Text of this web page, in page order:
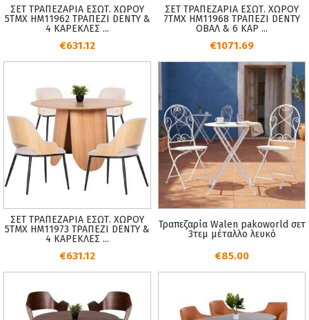
ΣΕΤ ΤΡΑΠΕΖΑΡΙΑ ΕΣΩΤ. ΧΩΡΟΥ
5ΤΜΧ HM11962 ΤΡΑΠΕΖΙ DENTY &
4 ΚΑΡΕΚΛΕΣ ...
€631.12
ΣΕΤ ΤΡΑΠΕΖΑΡΙΑ ΕΣΩΤ. ΧΩΡΟΥ
7ΤΜΧ HM11968 ΤΡΑΠΕΖΙ DENTY
ΟΒΑΛ & 6 ΚΑΡ ...
€1071.69
ΣΕΤ ΤΡΑΠΕΖΑΡΙΑ ΕΣΩΤ. ΧΩΡΟΥ
5ΤΜΧ HM11973 ΤΡΑΠΕΖΙ DENTY &
4 ΚΑΡΕΚΛΕΣ ...
€631.12
Τραπεζαρία Walen pakoworld σετ
3τεμ μέταλλο λευκό
€85.00